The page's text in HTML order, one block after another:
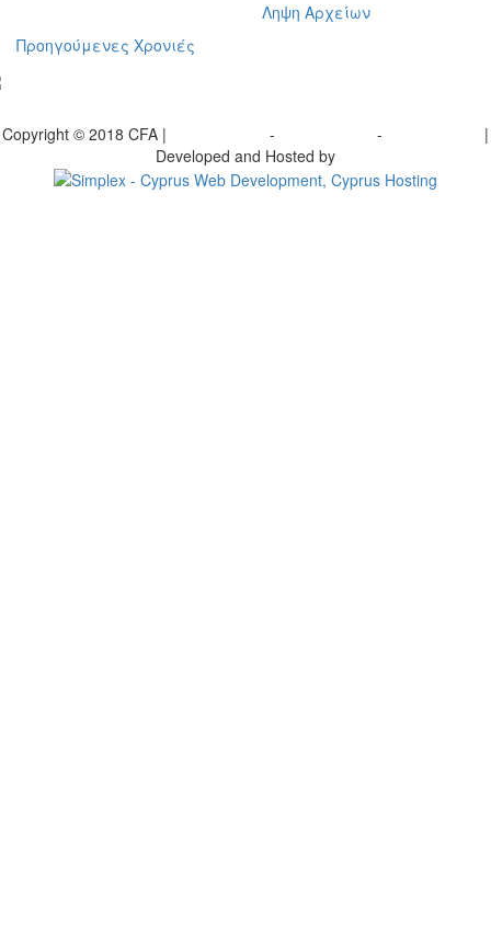
Ληψη Αρχείων
Προηγούμενες Χρονιές
Copyright © 2018 CFA | - -
|
Developed and Hosted by